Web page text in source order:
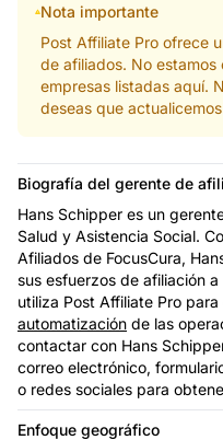
Nota importante
Post Affiliate Pro ofrece
de afiliados. No
empresas listadas aquí.
deseas que
Biografía del gerente de
Hans Schipper es un
Salud y Asistencia Social.
Afiliados de FocusCura,
sus esfuerzos de afiliación
utiliza Post Affiliate Pro
automatización de las
contactar con Hans
correo electrónico,
o redes sociales para
Enfoque geográfico